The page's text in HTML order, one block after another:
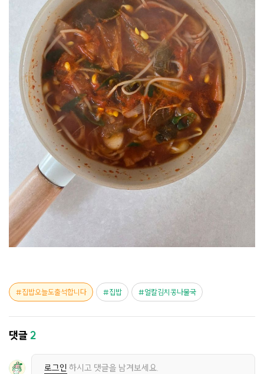
집밥오늘도출석합니다 집밥 얼칼김치콩나물국
댓글2
로그인 하시고 댓글을 남겨보세요.